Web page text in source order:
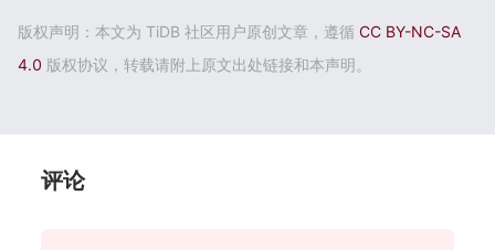
版权声明：本文为 TiDB 社区用户原创文章，遵循 CC BY-NC-SA
4.0 版权协议，转载请附上原文出处链接和本声明。
评论